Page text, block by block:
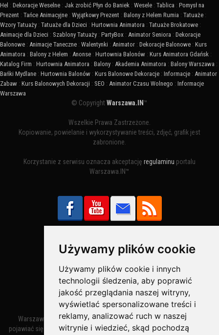
Używamy plików cookie
Używamy plików cookie i innych
technologii śledzenia, aby poprawić
jakość przeglądania naszej witryny,
wyświetlać spersonalizowane treści i
reklamy, analizować ruch w naszej
witrynie i wiedzieć, skąd pochodzą
Hel : Dekoracje Weselne : Jak zrobić Płyn do Baniek : Wesele : Tablica : Pomysł na
Prezent : Tańce Animacyjne : Wyjątkowy Prezent : Balony z Helem Rumia : Tatuaże :
Wzory Tatuaży : Tatuaże dla Dzieci : Hurtownia Animatora : Tatuaże Brokatowe :
Animacje dla Dzieci : Szablony Tatuaży : PartyBox : Animator Seniora : Dekoracje
Balonowe : Animacje Taneczne : Walentynki : Animator : Dekoracje Balonowe : Kurs
Animatora : Balony z Helem : Anonse : Hurtownia Balonów : Kurs Animatora Gdańsk :
Katalog Firm : Hurtownia Animatora : Balony : Akademia Animatora : Balony Warszawa :
Bańki Mydlane : Hurtownia Balonów : Kurs Balonowe Dekoracje : Informacje : Animator
Zabaw : Kurs Balonowych Dekoracji : SEO : Animator Czasu Wolnego : Informacje
Warszawa
© CopyrightWarszawa.IN ™
Wszelkie Prawa Zastrzeżone.
Kopiowanie, powielanie i wykorzystywanie treści, zdjęć, grafik jest
zabronione.
Korzystanie z serwisu oznacza akceptację regulaminu portalu
Warszawa.IN™
Bezpieczne Płatności obsługuje:
Warszawa – miasto stołeczne Warszawa. Nazwa miasta zaczęła
pojawiać się w dokumentach w XIV wieku jako Warszewa, a od XV wieku